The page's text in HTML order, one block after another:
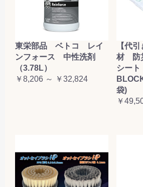
東栄部品 ベトコ レイ
ンフォース 中性洗剤
（3.78L）
￥8,206 ～ ￥32,824
【代
材 防
シー
袋)
￥